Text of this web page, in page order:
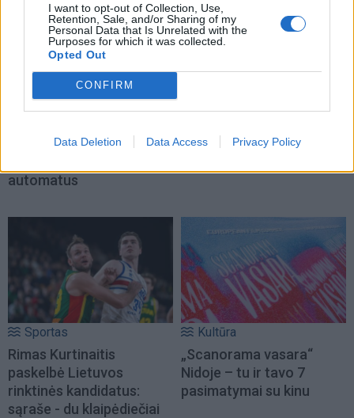
I want to opt-out of Collection, Use,
Retention, Sale, and/or Sharing of my
Personal Data that Is Unrelated with the
Purposes for which it was collected.
Opted Out
CONFIRM
Data Deletion Data Access Privacy Policy
Kriminalai
medaus: kurorte vėl
automatus
byloje į laisvę paleistas
Sportas
Rimas Kurtinaitis
paskelbė Lietuvos
rinktinės kandidatus:
sąraše - du klaipėdiečiai
Kultūra
„Scanorama vasara“
Nidoje – tu ir tavo 7
pasimatymai su kinu